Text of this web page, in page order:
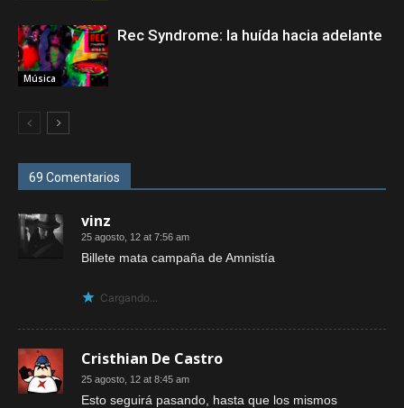
Música
Rec Syndrome: la huída hacia adelante
69 Comentarios
vinz
25 agosto, 12 at 7:56 am
Billete mata campaña de Amnistía
Cargando...
Cristhian De Castro
25 agosto, 12 at 8:45 am
Esto seguirá pasando, hasta que los mismos